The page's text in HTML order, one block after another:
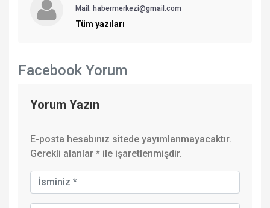
Mail: habermerkezi@gmail.com
Tüm yazıları
Facebook Yorum
Yorum Yazın
E-posta hesabınız sitede yayımlanmayacaktır.
Gerekli alanlar * ile işaretlenmişdir.